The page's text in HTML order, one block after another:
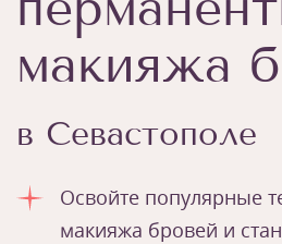
макияжа
в Севастополе
Освойте популярные
макияжа бровей и